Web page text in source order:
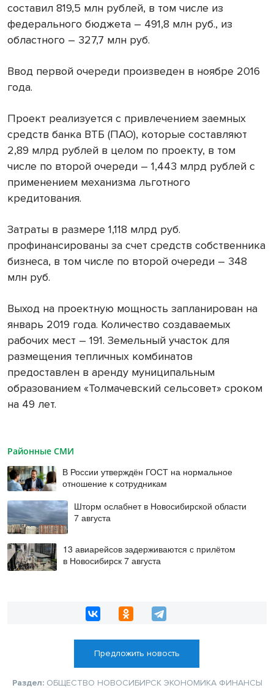
составил 819,5 млн рублей, в том числе из
федерального бюджета – 491,8 млн руб., из
областного – 327,7 млн руб.
Ввод первой очереди произведен в ноябре 2016
года.
Проект реализуется с привлечением заемных
средств банка ВТБ (ПАО), которые составляют
2,89 млрд рублей в целом по проекту, в том
числе по второй очереди – 1,443 млрд рублей с
применением механизма льготного
кредитования.
Затраты в размере 1,118 млрд руб.
профинансированы за счет средств собственника
бизнеса, в том числе по второй очереди – 348
млн руб.
Выход на проектную мощность запланирован на
январь 2019 года. Количество создаваемых
рабочих мест – 191. Земельный участок для
размещения тепличных комбинатов
предоставлен в аренду муниципальным
образованием «Толмачевский сельсовет» сроком
на 49 лет.
Районные СМИ
В России утверждён ГОСТ на нормальное
отношение к сотрудникам
Шторм ослабнет в Новосибирской области
7 августа
13 авиарейсов задерживаются с прилётом
в Новосибирск 7 августа
Предложить новость
Раздел: ОБЩЕСТВО НОВОСИБИРСК ЭКОНОМИКА ФИНАНСЫ